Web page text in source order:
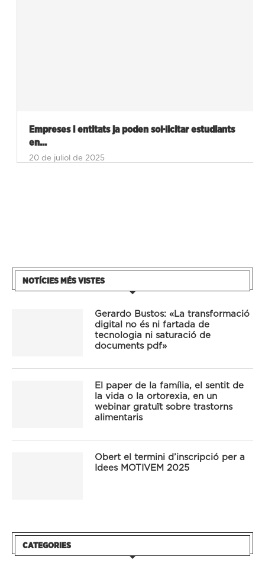
Empreses i entitats ja poden sol·licitar estudiants
en...
20 de juliol de 2025
NOTÍCIES MÉS VISTES
Gerardo Bustos: «La transformació
digital no és ni fartada de
tecnologia ni saturació de
documents pdf»
El paper de la família, el sentit de
la vida o la ortorexia, en un
webinar gratuït sobre trastorns
alimentaris
Obert el termini d’inscripció per a
Idees MOTIVEM 2025
CATEGORIES